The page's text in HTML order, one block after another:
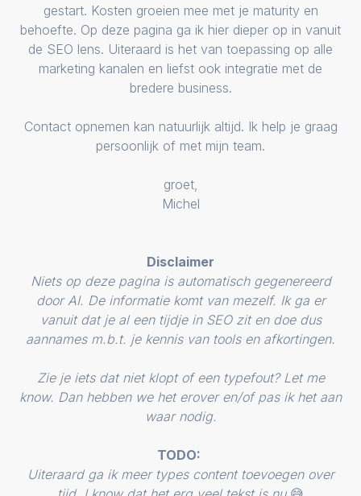
gestart. Kosten groeien mee met je maturity en
behoefte. Op deze pagina ga ik hier dieper op in vanuit
de SEO lens. Uiteraard is het van toepassing op alle
marketing kanalen en liefst ook integratie met de
bredere business.
Contact opnemen kan natuurlijk altijd. Ik help je graag
persoonlijk of met mijn team.
groet,
Michel
Disclaimer
Niets op deze pagina is automatisch gegenereerd
door AI. De informatie komt van mezelf. Ik ga er
vanuit dat je al een tijdje in SEO zit en doe dus
aannames m.b.t. je kennis van tools en afkortingen.
Zie je iets dat niet klopt of een typefout? Let me
know. Dan hebben we het erover en/of pas ik het aan
waar nodig.
TODO:
Uiteraard ga ik meer types content toevoegen over